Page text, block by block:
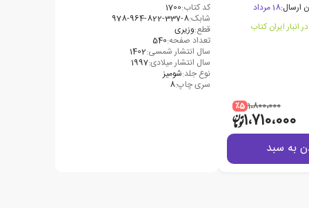
ارسال:18 مرداد
1،800،000 ٪5
1،710،000
به سبد
کد کتاب:1700
شابک:978-964-822-337-8
قطع:وزیری
تعداد صفحه:540
سال انتشار شمسی:1402
سال انتشار میلادی:1997
نوع جلد:شومیز
سری چاپ:8